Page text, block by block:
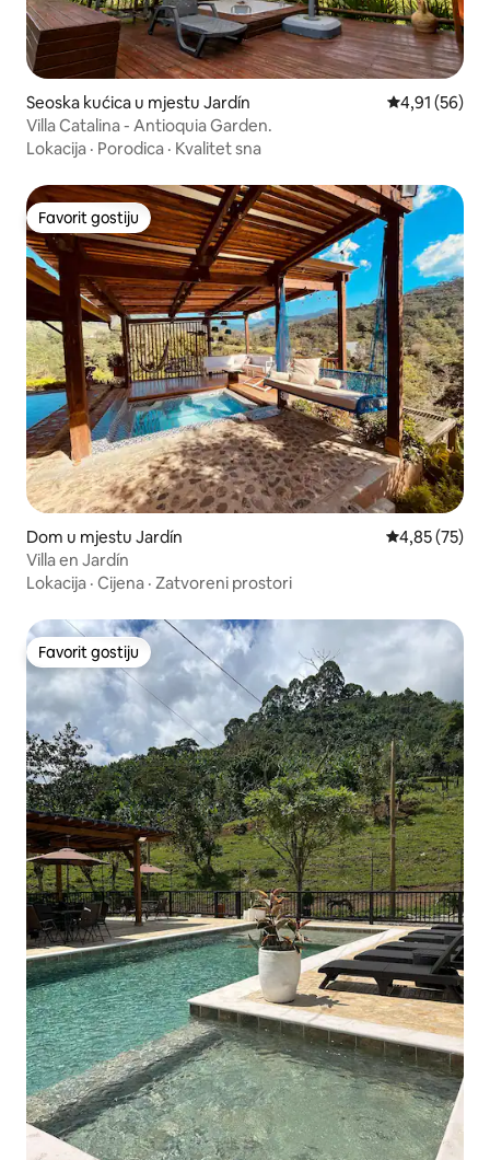
Seoska kućica u mjestu Jardín Prosječna
4,91 (56)
Villa Catalina - Antioquia Garden.
Lokacija · Porodica · Kvalitet sna
Favorit gostiju
Favorit gostiju
Dom u mjestu Jardín Prosječna
4,85 (75)
Villa en Jardín
Lokacija · Cijena · Zatvoreni prostori
Favorit gostiju
Favorit gostiju